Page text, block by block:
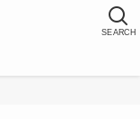
SEARCH